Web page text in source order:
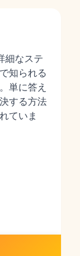
細なステ
知られる
単に答え
する方法
ていま